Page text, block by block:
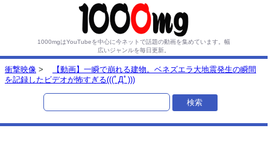
1000mgはYouTubeを中心に今ネットで話題の動画を集めています。 幅
広いジャンルを毎日更新。
衝撃映像 >
【動画】一瞬で崩れる建物。ベネズエラ大地震発生の瞬間
を記録したビデオが怖すぎる(((ﾟДﾟ)))